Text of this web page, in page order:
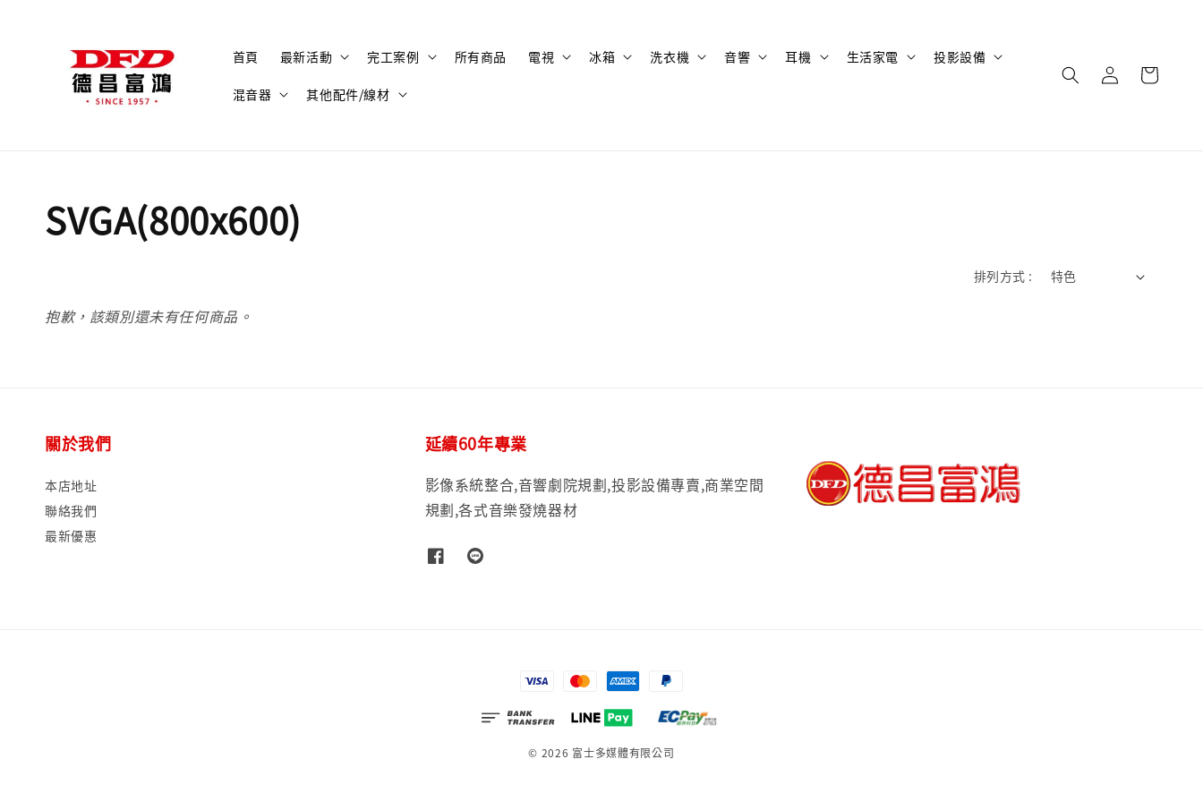
首頁 最新活動 完工案例 所有商品 電視 冰箱 洗衣機 音響 耳機 生活家電 投影設備
混音器 其他配件/線材
SVGA(800x600)
排列方式 :
抱歉，該類別還未有任何商品。
關於我們
本店地址
聯絡我們
最新優惠
延續60年專業
影像系統整合,音響劇院規劃,投影設備專賣,商業空間
規劃,各式音樂發燒器材
© 2026 富士多媒體有限公司